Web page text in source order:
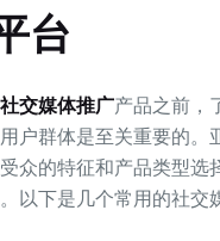
台
社交媒体推广产品之前，
户群体是至关重要的。
众的特征和产品类型选
以下是几个常用的社交